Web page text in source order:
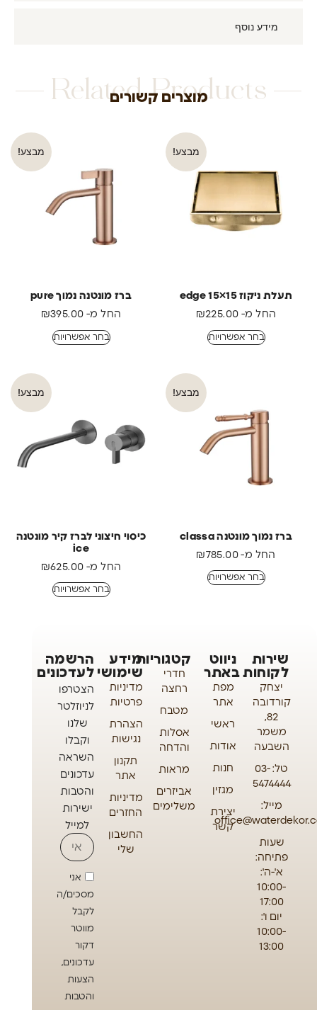
מידע נוסף
Related Products
מוצרים קשורים
מבצע!
תעלת ניקוז edge 15×15
החל מ-
₪225.00
בחר אפשרויות
מבצע!
ברז מונטנה נמוך pure
החל מ-
₪395.00
בחר אפשרויות
מבצע!
ברז נמוך מונטנה classa
החל מ-
₪785.00
בחר אפשרויות
מבצע!
כיסוי חיצוני לברז קיר מונטנה
ice
החל מ-
₪625.00
בחר אפשרויות
שירות
לקוחות
יצחק
קורדובה
82,
משמר
השבעה
טל: 03-
5474444
מייל:
שעות
פתיחה:
א'-ה':
10:00-
17:00
יום ו':
10:00-
13:00
ניווט
באתר
מפת
אתר
ראשי
אודות
חנות
מגזין
יצירת
קשר
קטגוריות
חדרי
רחצה
מטבח
אסלות
והדחה
מראות
אביזרים
משלימים
מידע
שימושי
מדיניות
פרטיות
הצהרת
נגישות
תקנון
אתר
מדיניות
החזרים
החשבון
שלי
הרשמה
לעדכונים
הצטרפו
לניוזלטר
שלנו
וקבלו
השראה
עדכונים
והטבות
ישירות
למייל
אני
מסכים/ה
לקבל
מווטר
דקור
עדכונים,
הצעות
והטבות